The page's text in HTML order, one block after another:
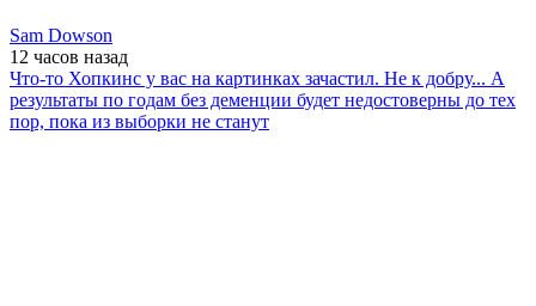
Sam Dowson
12 часов назад
Что-то Хопкинс у вас на картинках зачастил. Не к добру... А
результаты по годам без деменции будет недостоверны до тех
пор, пока из выборки не станут